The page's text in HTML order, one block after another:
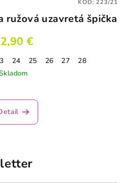
ružová uzavretá špička
€
24 25 26 27
28
KÓD:223/21